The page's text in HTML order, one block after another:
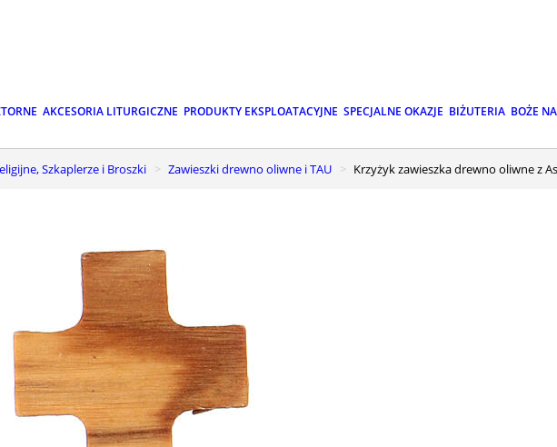
AKCESORIA LITURGICZNE PRODUKTY EKSPLOATACYJNE SPECJALNE OKAZJE BIŻUTERIA BOŻE
Szkaplerze i Broszki Zawieszki drewno oliwne i TAU Krzyżyk zawieszka drewno oliwne z